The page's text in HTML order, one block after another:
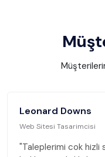
Leonard Downs
Web Sitesi Tasarimcisi
"Taleplerimi cok hizli